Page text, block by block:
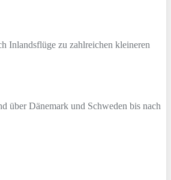
Inlandsflüge zu zahlreichen kleineren
über Dänemark und Schweden bis nach